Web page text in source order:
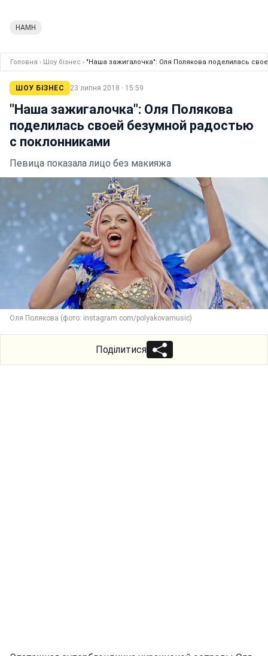
НАМН
Головна › Шоу бізнес › "Наша зажигалочка": Оля Полякова поделилась
ШОУ БІЗНЕС 23 липня 2018 · 15:59
"Наша зажигалочка": Оля Полякова
поделилась своей безумной радостью
с поклонниками
Певица показала лицо без макияжа
Оля Полякова (фото: instagram.com/polyakovamusic)
Поділитися